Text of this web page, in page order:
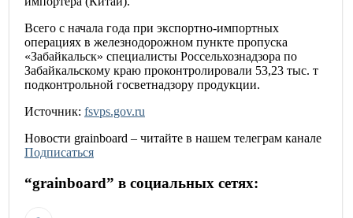
Всего с начала года при экспортно-импортных
операциях в железнодорожном пункте пропуска
«Забайкальск» специалисты Россельхознадзора по
Забайкальскому краю проконтролировали 53,23 тыс. т
подконтрольной госветнадзору продукции.
Источник: fsvps.gov.ru
Новости grainboard – читайте в нашем телеграм канале
Подписаться
“grainboard” в социальных сетях: